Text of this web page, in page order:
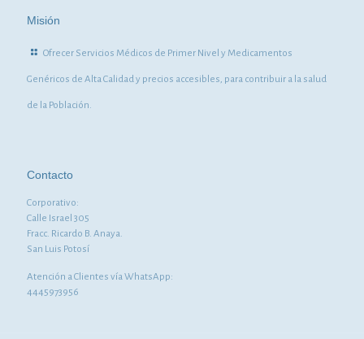
Misión
Ofrecer Servicios Médicos de Primer Nivel y Medicamentos
Genéricos de Alta Calidad y precios accesibles, para contribuir a la salud
de la Población.
Contacto
Corporativo:
Calle Israel 305
Fracc. Ricardo B. Anaya.
San Luis Potosí
Atención a Clientes vía WhatsApp:
4445973956